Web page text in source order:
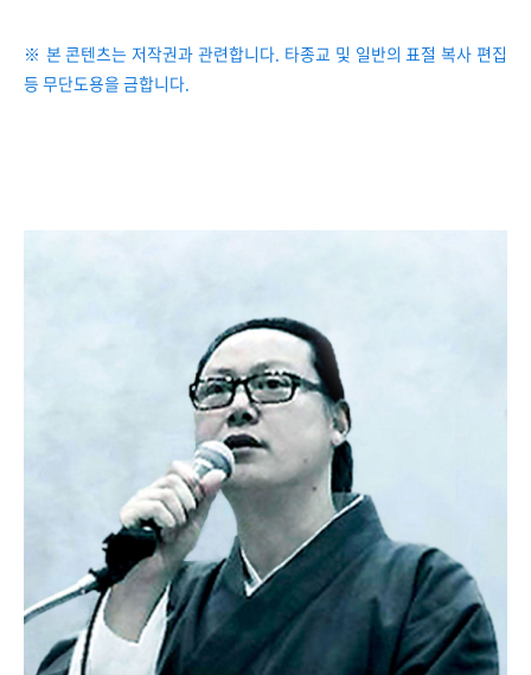
※ 본 콘텐츠는 저작권과 관련합니다. 타종교 및 일반의 표절 복사 편집
등 무단도용을 금합니다.